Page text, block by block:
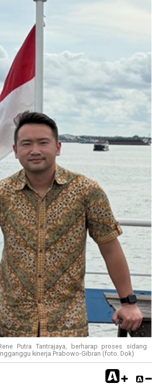
Putra Tantrajaya, berharap proses sidang
kinerja Prabowo-Gibran (foto. Dok)